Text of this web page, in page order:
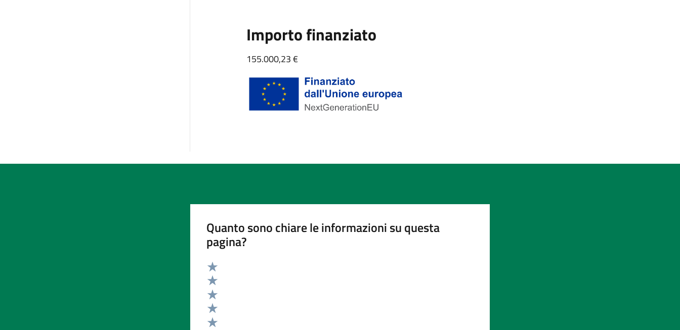
Importo finanziato
155.000,23 €
Quanto sono chiare le informazioni su questa
pagina?
Valuta 5 stelle su 5
Valuta 4 stelle su 5
Valuta 3 stelle su 5
Valuta 2 stelle su 5